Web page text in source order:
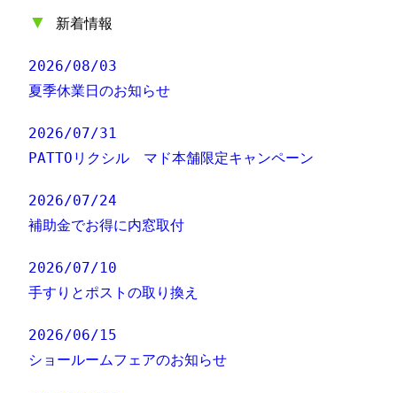
▼ 新着情報
2026/08/03
夏季休業日のお知らせ
2026/07/31
PATTOリクシル マド本舗限定キャンペーン
2026/07/24
補助金でお得に内窓取付
2026/07/10
手すりとポストの取り換え
2026/06/15
ショールームフェアのお知らせ